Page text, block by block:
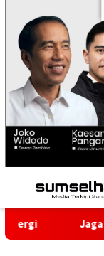
Menu
Mobile
Jaga Urat Nadi